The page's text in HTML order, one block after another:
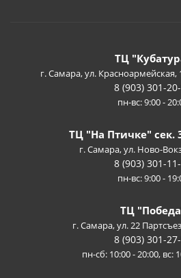
ТЦ
г. Самара, ул. Красноармейская,
8 (903) 301-
пн-вс: 9:00 -
ТЦ "На Птичке" сек.
г. Самара, ул. Ново-
8 (903) 301-
пн-вс: 9:00 -
ТЦ
г. Самара, ул. 22
8 (903) 301-
пн-сб: 10:00 - 20:00, вс: